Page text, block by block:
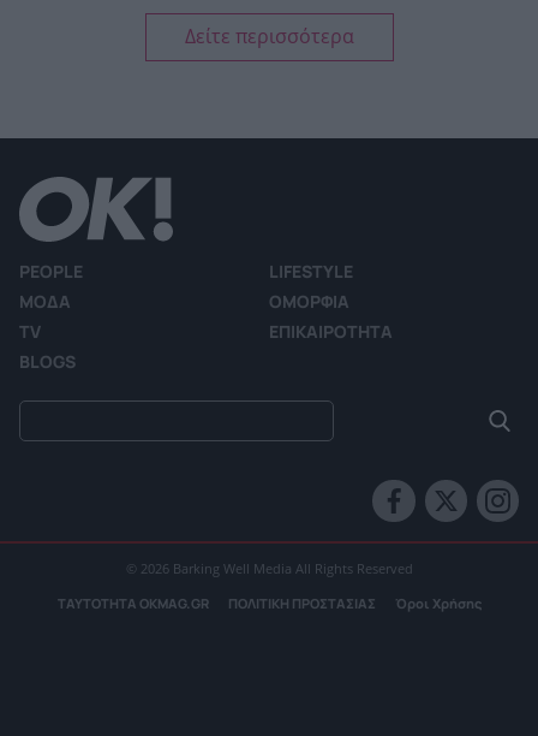
Δείτε περισσότερα
PEOPLE
LIFESTYLE
ΜΟΔΑ
ΟΜΟΡΦΙΑ
TV
ΕΠΙΚΑΙΡΟΤΗΤΑ
BLOGS
© 2026 Barking Well Media All Rights Reserved
ΤΑΥΤΟΤΗΤΑ OKMAG.GR ΠΟΛΙΤΙΚΗ ΠΡΟΣΤΑΣΙΑΣ Όροι Χρήσης